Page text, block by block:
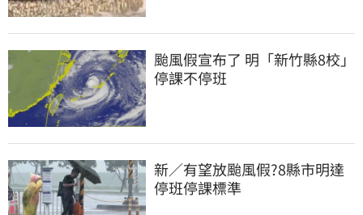
颱風假宣布了 明「新竹縣8校」
停課不停班
新／有望放颱風假?8縣市明達
停班停課標準